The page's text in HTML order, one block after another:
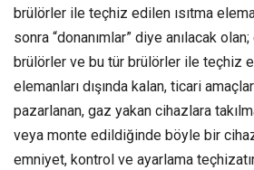
brülörler ile teçhiz edilen ısıtma
sonra “donanımlar” diye anılacak
brülörler ve bu tür brülörler ile teçhiz
elemanları dışında kalan, ticari
pazarlanan, gaz yakan cihazlara
veya monte edildiğinde böyle bir
emniyet, kontrol ve ayarlama